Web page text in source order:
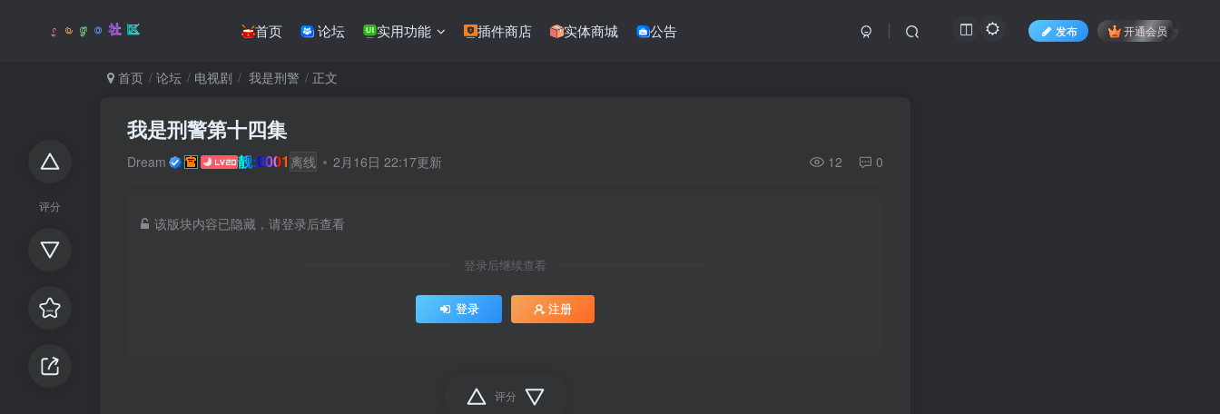
首页 论坛 实用功能 插件商店 实体商城 公告 发布 开通会员
评分
首页 论坛 电视剧 我是刑警 正文
我是刑警第十四集
Dream 靓:0001 离线 2月16日 22:17更新 12 0
该版块内容已隐藏，请登录后查看
登录后继续查看
登录 注册
评分